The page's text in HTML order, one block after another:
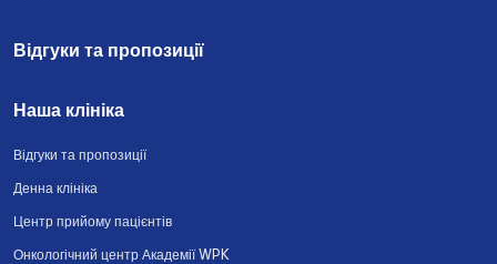
Відгуки та пропозиції
Наша клініка
Відгуки та пропозиції
Денна клініка
Центр прийому пацієнтів
Онкологічний центр Академії WPK